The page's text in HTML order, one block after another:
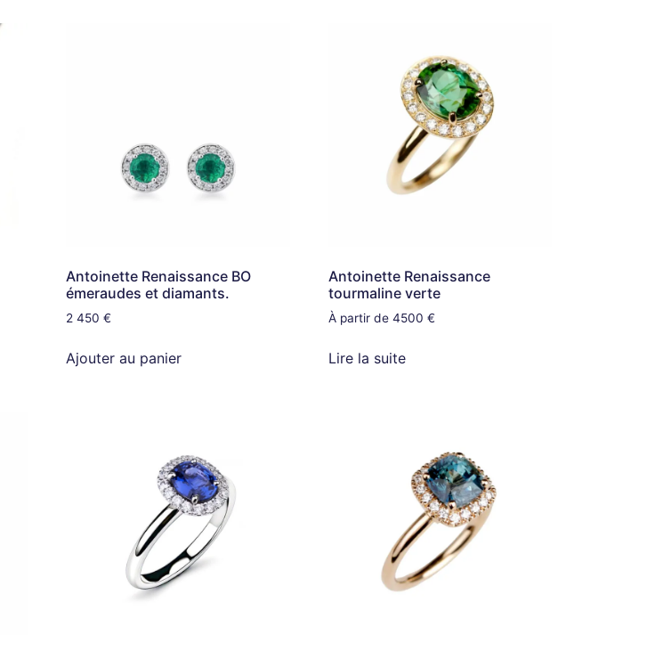
Antoinette Renaissance BO
émeraudes et diamants.
2 450€
Ajouter au panier
Antoinette Renaissance
tourmaline verte
À partir de 4500 €
Lire la suite